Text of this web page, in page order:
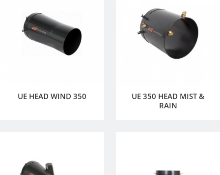
UE HEAD WIND 350
UE 350 HEAD MIST &
RAIN